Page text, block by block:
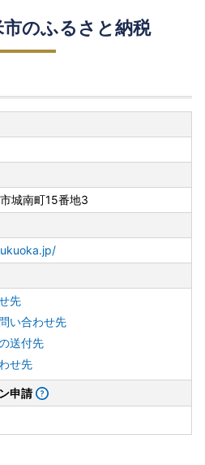
のふるさと納税
城南町15番地3
先
い合わせ先
送付先
せ先
申請